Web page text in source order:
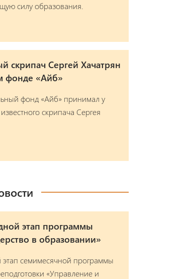
силу образования.
скрипач Сергей Хачатрян
фонде «Айб»
фонд «Айб» принимал у
скрипача Сергея
этап программы
в образовании»
семимесячной программы
«Управление и